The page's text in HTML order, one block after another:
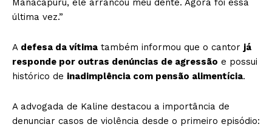
Manacapuru, ele arrancou meu dente. Agora foi essa
última vez.”
A defesa da vítima também informou que o cantor já
responde por outras denúncias de agressão e possui
histórico de inadimplência com pensão alimentícia.
A advogada de Kaline destacou a importância de
denunciar casos de violência desde o primeiro episódio: